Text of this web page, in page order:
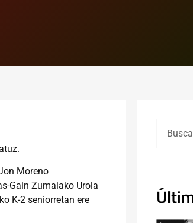
Moreno
Gain Zumaiako Urola
K-2 seniorretan ere